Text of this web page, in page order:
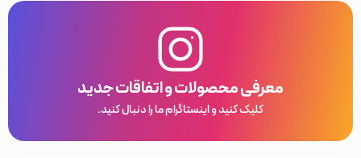
معرفی محصولات و اتفاقات جدید
کلیک کنید و اینستاگرام ما را دنبال کنید.